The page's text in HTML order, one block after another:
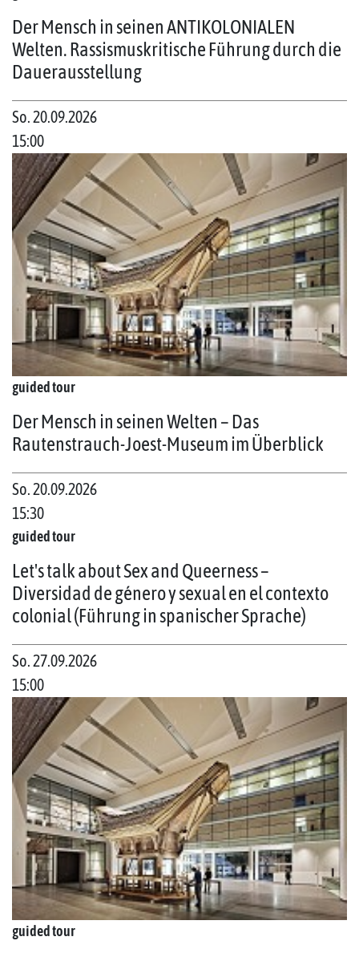
Der Mensch in seinen ANTIKOLONIALEN
Welten. Rassismuskritische Führung durch die
Dauerausstellung
So. 20.09.2026
15:00
guided tour
Der Mensch in seinen Welten – Das
Rautenstrauch-Joest-Museum im Überblick
So. 20.09.2026
15:30
guided tour
Let's talk about Sex and Queerness –
Diversidad de género y sexual en el contexto
colonial (Führung in spanischer Sprache)
So. 27.09.2026
15:00
guided tour